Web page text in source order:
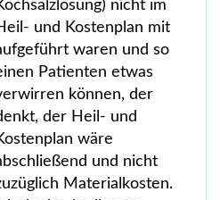
nicht im
und Kostenplan mit
waren und so
Patienten etwas
können, der
der Heil- und
wäre
und nicht
Materialkosten.